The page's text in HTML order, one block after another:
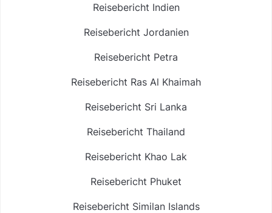
Reisebericht Indien
Reisebericht Jordanien
Reisebericht Petra
Reisebericht Ras Al Khaimah
Reisebericht Sri Lanka
Reisebericht Thailand
Reisebericht Khao Lak
Reisebericht Phuket
Reisebericht Similan Islands